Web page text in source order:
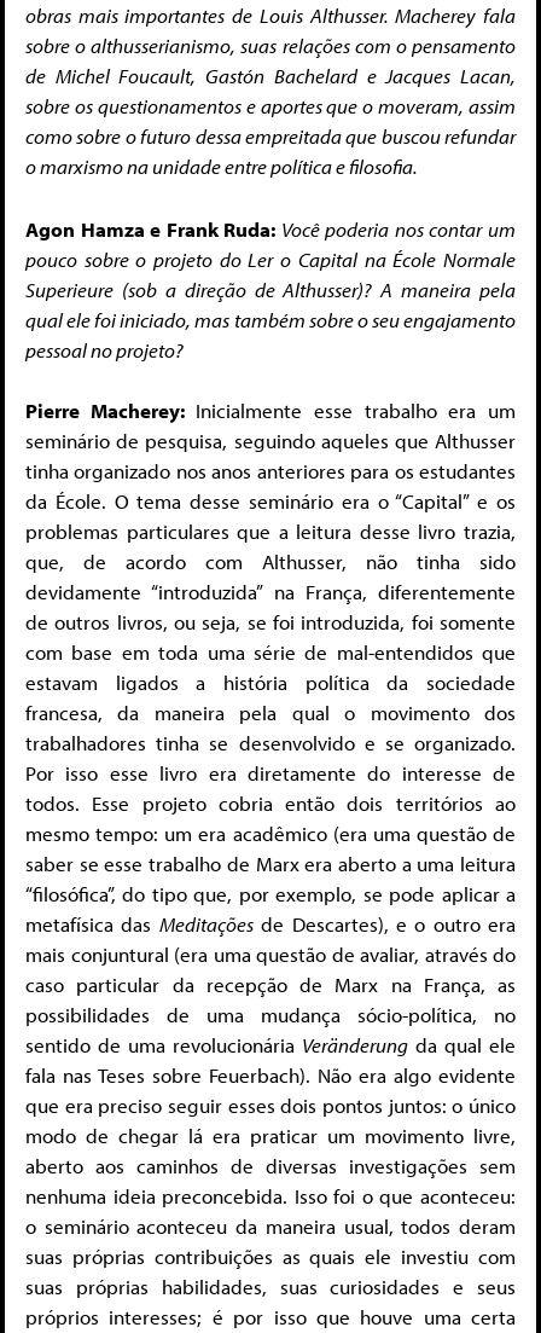
obras mais importantes de Louis Althusser. Macherey fala
sobre o althusserianismo, suas relações com o pensamento
de Michel Foucault, Gastón Bachelard e Jacques Lacan,
sobre os questionamentos e aportes que o moveram, assim
como sobre o futuro dessa empreitada que buscou refundar
o marxismo na unidade entre política e filosofia.
Agon Hamza e Frank Ruda: Você poderia nos contar um
pouco sobre o projeto do Ler o Capital na École Normale
Superieure (sob a direção de Althusser)? A maneira pela
qual ele foi iniciado, mas também sobre o seu engajamento
pessoal no projeto?
Pierre Macherey:Inicialmente esse trabalho era um
seminário de pesquisa, seguindo aqueles que Althusser
tinha organizado nos anos anteriores para os estudantes
da École. O tema desse seminário era o “Capital” e os
problemas particulares que a leitura desse livro trazia,
que, de acordo com Althusser, não tinha sido
devidamente “introduzida” na França, diferentemente
de outros livros, ou seja, se foi introduzida, foi somente
com base em toda uma série de mal-entendidos que
estavam ligados a história política da sociedade
francesa, da maneira pela qual o movimento dos
trabalhadores tinha se desenvolvido e se organizado.
Por isso esse livro era diretamente do interesse de
todos. Esse projeto cobria então dois territórios ao
mesmo tempo: um era acadêmico (era uma questão de
saber se esse trabalho de Marx era aberto a uma leitura
“filosófica”, do tipo que, por exemplo, se pode aplicar a
metafísica das Meditaçõesde Descartes), e o outro era
mais conjuntural (era uma questão de avaliar, através do
caso particular da recepção de Marx na França, as
possibilidades de uma mudança sócio-política, no
sentido de uma revolucionária Veränderung da qual ele
fala nas Teses sobre Feuerbach). Não era algo evidente
que era preciso seguir esses dois pontos juntos: o único
modo de chegar lá era praticar um movimento livre,
aberto aos caminhos de diversas investigações sem
nenhuma ideia preconcebida. Isso foi o que aconteceu:
o seminário aconteceu da maneira usual, todos deram
suas próprias contribuições as quais ele investiu com
suas próprias habilidades, suas curiosidades e seus
próprios interesses; é por isso que houve uma certa